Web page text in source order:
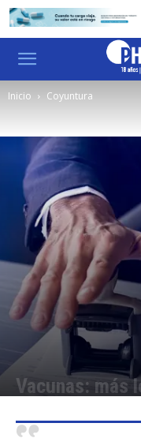
Inicio Coyuntura
Vacunas: más